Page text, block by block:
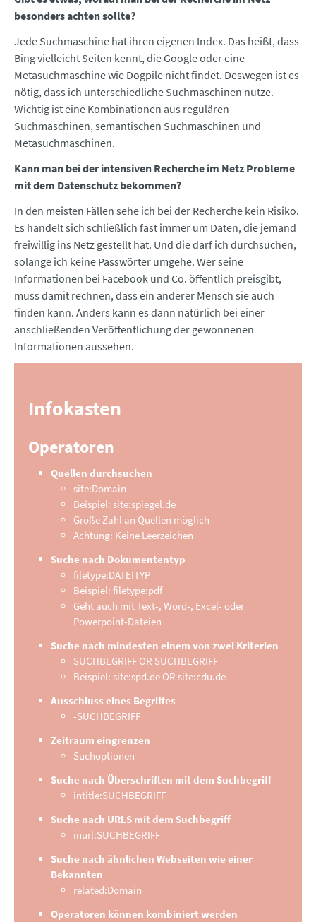
besonders achten sollte?
Jede Suchmaschine hat ihren eigenen Index. Das heißt, dass
Bing vielleicht Seiten kennt, die Google oder eine
Metasuchmaschine wie Dogpile nicht findet. Deswegen ist es
nötig, dass ich unterschiedliche Suchmaschinen nutze.
Wichtig ist eine Kombinationen aus regulären
Suchmaschinen, semantischen Suchmaschinen und
Metasuchmaschinen.
Kann man bei der intensiven Recherche im Netz Probleme
mit dem Datenschutz bekommen?
In den meisten Fällen sehe ich bei der Recherche kein Risiko.
Es handelt sich schließlich fast immer um Daten, die jemand
freiwillig ins Netz gestellt hat. Und die darf ich durchsuchen,
solange ich keine Passwörter umgehe. Wer seine
Informationen bei Facebook und Co. öffentlich preisgibt,
muss damit rechnen, dass ein anderer Mensch sie auch
finden kann. Anders kann es dann natürlich bei einer
anschließenden Veröffentlichung der gewonnenen
Informationen aussehen.
Infokasten
Operatoren
Quellen durchsuchen
site:Domain
Beispiel: site:spiegel.de
Große Zahl an Quellen möglich
Achtung: Keine Leerzeichen
Suche nach Dokumententyp
filetype:DATEITYP
Beispiel: filetype:pdf
Geht auch mit Text-, Word-, Excel- oder
Powerpoint-Dateien
Suche nach mindesten einem von zwei Kriterien
SUCHBEGRIFF OR SUCHBEGRIFF
Beispiel: site:spd.de OR site:cdu.de
Ausschluss eines Begriffes
-SUCHBEGRIFF
Zeitraum eingrenzen
Suchoptionen
Suche nach Überschriften mit dem Suchbegriff
intitle:SUCHBEGRIFF
Suche nach URLS mit dem Suchbegriff
inurl:SUCHBEGRIFF
Suche nach ähnlichen Webseiten wie einer
Bekannten
related:Domain
Operatoren können kombiniert werden